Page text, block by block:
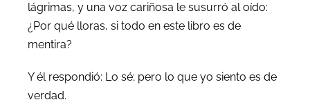
lágrimas, y una voz cariñosa le susurró al oído:
¿Por qué lloras, si todo en este libro es de
mentira?
Y él respondió: Lo sé; pero lo que yo siento es de
verdad.